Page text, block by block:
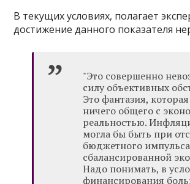
В текущих условиях, полагает
достижение данного показателя
"Это совершенно
силу объективных
Это фантазия,
ничего общего с
реальностью.
могла бы быть при
бюджетного
сбалансированной
Надо понимать, в
финансирования